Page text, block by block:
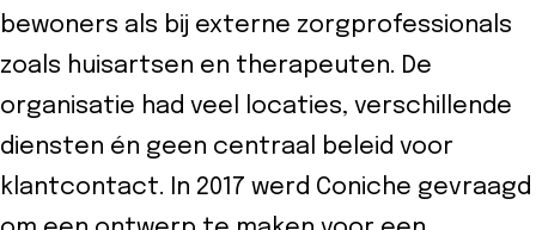
bewoners als bij externe zorgprofessionals
zoals huisartsen en therapeuten. De
organisatie had veel locaties, verschillende
diensten én geen centraal beleid voor
klantcontact. In 2017 werd Coniche gevraagd